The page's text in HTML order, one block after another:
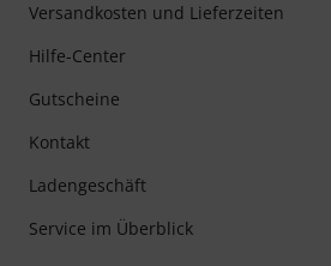
Versandkosten und Lieferzeiten
Hilfe-Center
Gutscheine
Kontakt
Ladengeschäft
Service im Überblick